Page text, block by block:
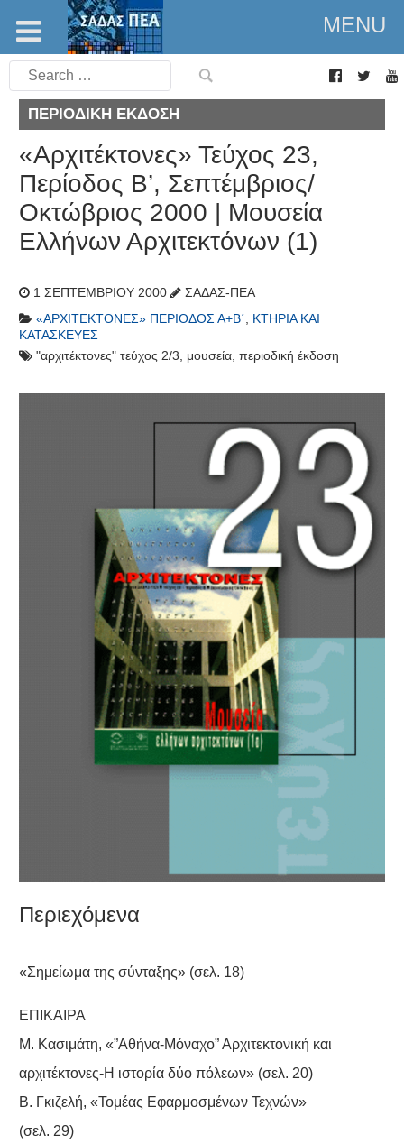
MENU
Search
for:
ΠΕΡΙΟΔΙΚΉ ΈΚΔΟΣΗ
«Αρχιτέκτονες» Τεύχος 23,
Περίοδος Β’, Σεπτέμβριος/
Οκτώβριος 2000 | Μουσεία
Ελλήνων Αρχιτεκτόνων (1)
1 ΣΕΠΤΕΜΒΡΊΟΥ 2000
ΣΑΔΑΣ-ΠΕΑ
«ΑΡΧΙΤΈΚΤΟΝΕΣ» ΠΕΡΊΟΔΟΣ Α+Β΄, ΚΤΉΡΙΑ ΚΑΙ
ΚΑΤΑΣΚΕΥΈΣ
"αρχιτέκτονες" τεύχος 2/3, μουσεία, περιοδική έκδοση
Περιεχόμενα
«Σημείωμα της σύνταξης» (σελ. 18)
ΕΠΙΚΑΙΡΑ
Μ. Κασιμάτη, «”Αθήνα-Μόναχο” Αρχιτεκτονική και
αρχιτέκτονες-Η ιστορία δύο πόλεων» (σελ. 20)
Β. Γκιζελή, «Τομέας Εφαρμοσμένων Τεχνών»
(σελ. 29)